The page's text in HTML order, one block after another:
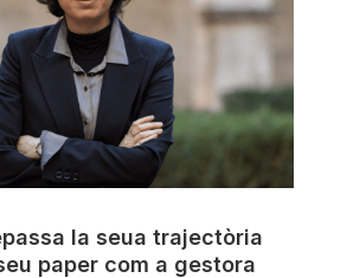
la seua trajectòria
paper com a gestora